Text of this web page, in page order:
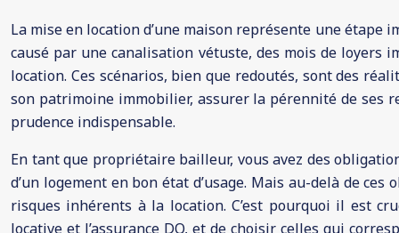
La mise en location d’une maison représente une
causé par une canalisation vétuste, des mois de loyers
location. Ces scénarios, bien que redoutés, sont des
son patrimoine immobilier, assurer la pérennité de ses
prudence indispensable.
En tant que propriétaire bailleur, vous avez des
d’un logement en bon état d’usage. Mais au-delà de
risques inhérents à la location. C’est pourquoi il est
locative et l’assurance DO, et de choisir celles qui